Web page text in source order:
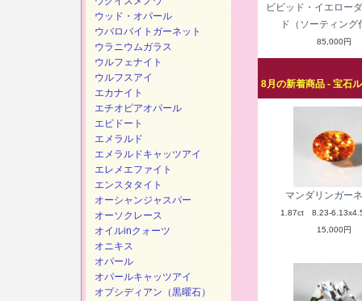
ビビッド・イエロー
ド（ソーティング
85,000円
8月の新着商品 - 宝石
マンダリンガー
1.87ct 8.23-
15,000円
ウッド・オパール
ウバロバイトガーネット
ウラニウムガラス
ウルフェナイト
ウルフスアイ
エカナイト
エチオピアオパール
エピドート
エメラルド
エメラルドキャッツアイ
エレメエファイト
エンスタタイト
オーシャンジャスパー
オーソクレース
オイルinクォーツ
オニキス
オパール
オパールキャッツアイ
オプシディアン（黒曜石）